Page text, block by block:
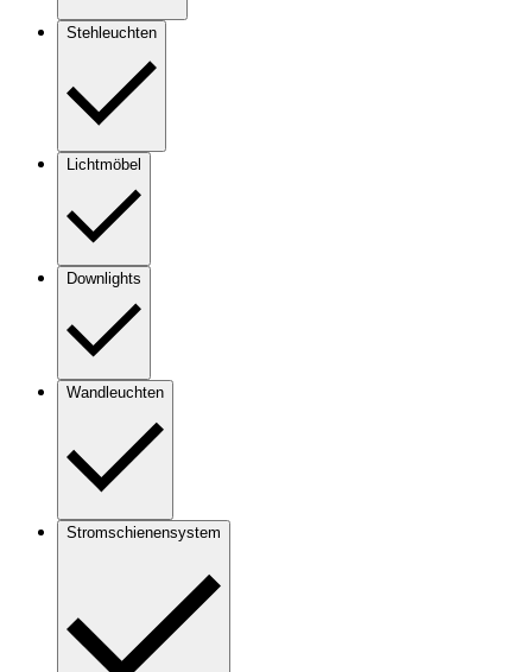
Stehleuchten
Lichtmöbel
Downlights
Wandleuchten
Stromschienensystem